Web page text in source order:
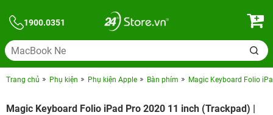
1900.0351
Trang chủ Phụ kiện Phụ kiện Apple Bàn phím Magic Keyboard Folio
Magic Keyboard Folio iPad Pro 2020 11 inch (Trackpad) |